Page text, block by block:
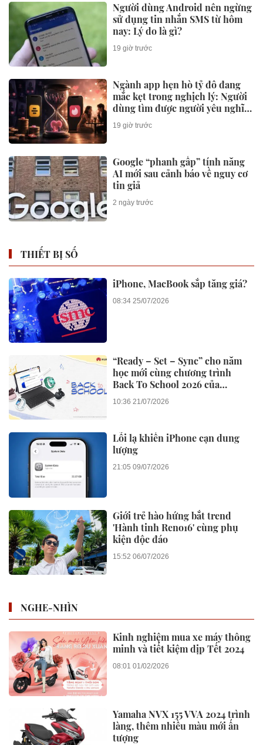
Người dùng Android nên ngừng
sử dụng tin nhắn SMS từ hôm
nay: Lý do là gì?
19 giờ trước
Ngành app hẹn hò tỷ đô đang
mắc kẹt trong nghịch lý: Người
dùng tìm được người yêu nghĩa
là công ty mất một khách hàng
19 giờ trước
Google “phanh gấp” tính năng
AI mới sau cảnh báo về nguy cơ
tin giả
2 ngày trước
THIẾT BỊ SỐ
iPhone, MacBook sắp tăng giá?
08:34 25/07/2026
“Ready – Set – Sync” cho năm
học mới cùng chương trình
Back To School 2026 của
Huawei
10:36 21/07/2026
Lỗi lạ khiến iPhone cạn dung
lượng
21:05 09/07/2026
Giới trẻ hào hứng bắt trend
'Hành tinh Reno16' cùng phụ
kiện độc đáo
15:52 06/07/2026
NGHE-NHÌN
Kinh nghiệm mua xe máy thông
minh và tiết kiệm dịp Tết 2024
08:01 01/02/2026
Yamaha NVX 155 VVA 2024 trình
làng, thêm nhiều màu mới ấn
tượng